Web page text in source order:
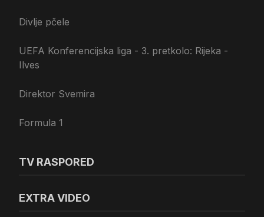
Divlje pčele
UEFA Konferencijska liga - 3. pretkolo: Rijeka -
Ilves
Direktor Svemira
Formula 1
TV RASPORED
EXTRA VIDEO